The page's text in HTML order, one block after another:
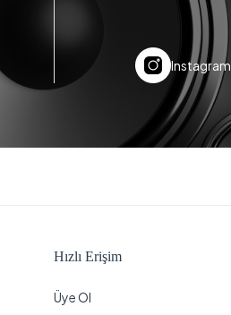
Instagram
Hızlı Erişim
Üye Ol